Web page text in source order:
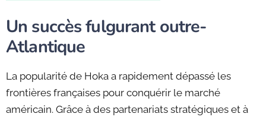
Un succès fulgurant outre-
Atlantique
La popularité de Hoka a rapidement dépassé les
frontières françaises pour conquérir le marché
américain. Grâce à des partenariats stratégiques et à